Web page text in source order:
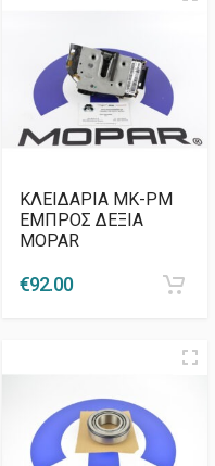
ΚΛΕΙΔΑΡΙΑ MK-PM
ΕΜΠΡΟΣ ΔΕΞΙΑ
MOPAR
€92.00